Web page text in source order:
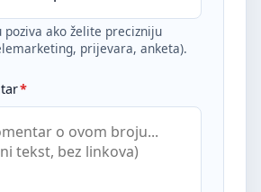
poziva ako želite precizniju
prijevara, anketa).
*